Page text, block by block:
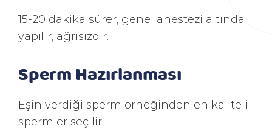
15-20 dakika sürer, genel anestezi altında
yapılır, ağrısızdır.
Sperm Hazırlanması
Eşin verdiği sperm örneğinden en kaliteli
spermler seçilir.